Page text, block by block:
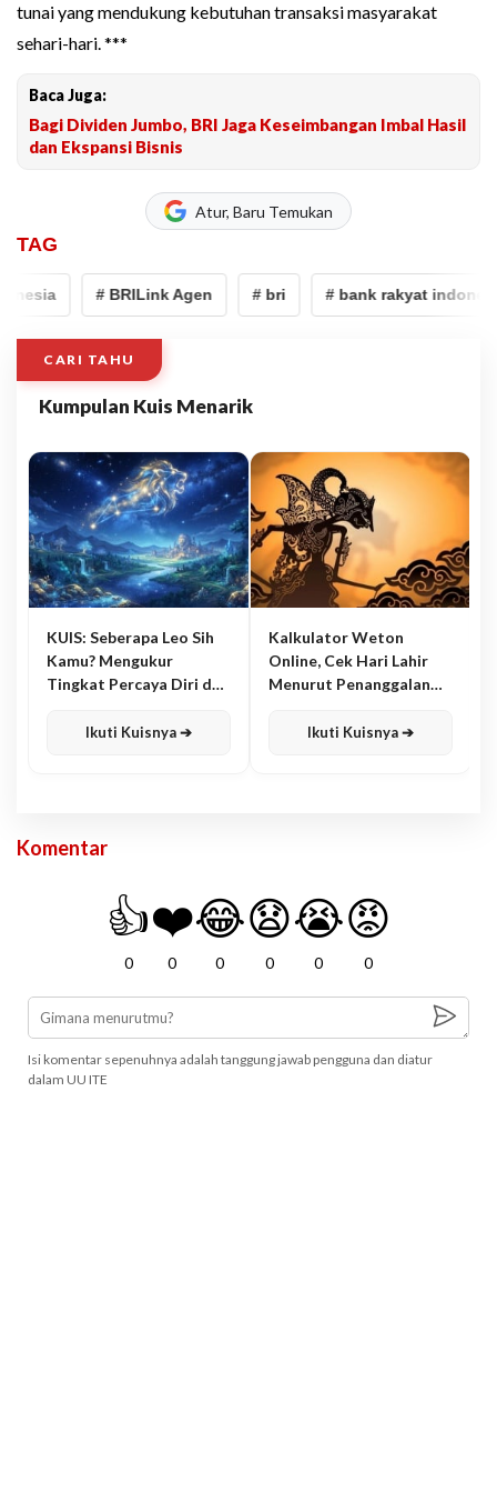
tunai yang mendukung kebutuhan transaksi masyarakat
sehari-hari. ***
Baca Juga:
Bagi Dividen Jumbo, BRI Jaga Keseimbangan Imbal Hasil
dan Ekspansi Bisnis
Atur, Baru Temukan
TAG
# BRILink Agen # bri # bank rakyat indonesia
CARI TAHU
Kumpulan Kuis Menarik
KUIS: Seberapa Leo Sih
Kamu? Mengukur
Tingkat Percaya Diri dan
Ikuti Kuisnya ➔
Kalkulator Weton
Online, Cek Hari Lahir
Menurut Penanggalan
Ikuti Kuisnya ➔
Komentar
👍
0
❤️
0
😂
0
😧
0
😭
0
😡
0
Isi komentar sepenuhnya adalah tanggung jawab pengguna dan diatur
dalam UU ITE